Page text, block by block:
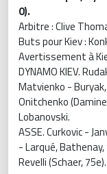
0).
Arbitre : Clive
Buts pour Kiev :
Avertissement à
DYNAMO KIEV.
Matvienko -
Onitchenko
Lobanovski.
ASSE. Curkovic -
- Larqué, Bathenay,
Revelli (Schaer,